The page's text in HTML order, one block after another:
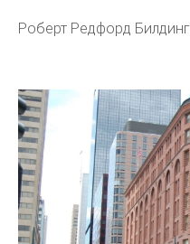
Роберт Редфорд